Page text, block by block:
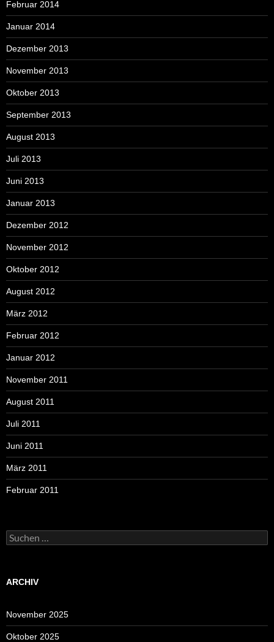
Februar 2014
Januar 2014
Dezember 2013
November 2013
Oktober 2013
September 2013
August 2013
Juli 2013
Juni 2013
Januar 2013
Dezember 2012
November 2012
Oktober 2012
August 2012
März 2012
Februar 2012
Januar 2012
November 2011
August 2011
Juli 2011
Juni 2011
März 2011
Februar 2011
Suchen
nach:
ARCHIV
November 2025
Oktober 2025